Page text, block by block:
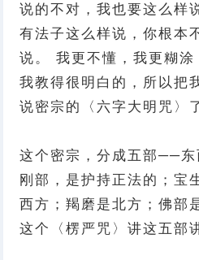
说的不对，我也要这么样
有法子这么样说，你根本
说。 我更不懂，我更糊涂
我教得很明白的，所以把
说密宗的〈六字大明咒〉
这个密宗，分成五部──东
刚部，是护持正法的；宝
西方；羯磨是北方；佛部
这个〈楞严咒〉讲这五部